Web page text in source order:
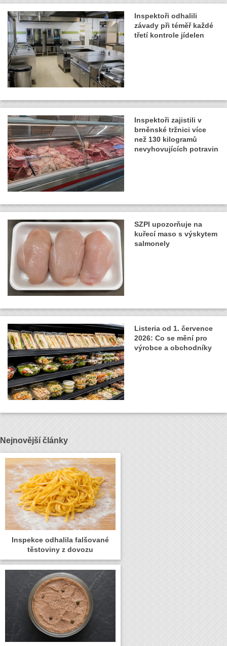
Inspektoři odhalili
závady při téměř každé
třetí kontrole jídelen
Inspektoři zajistili v
brněnské tržnici více
než 130 kilogramů
nevyhovujících potravin
SZPI upozorňuje na
kuřecí maso s výskytem
salmonely
Listeria od 1. července
2026: Co se mění pro
výrobce a obchodníky
Nejnovější články
Inspekce odhalila falšované
těstoviny z dovozu